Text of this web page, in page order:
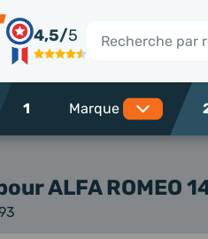
4,5/5
Rechercher
1
ALFA ROMEO